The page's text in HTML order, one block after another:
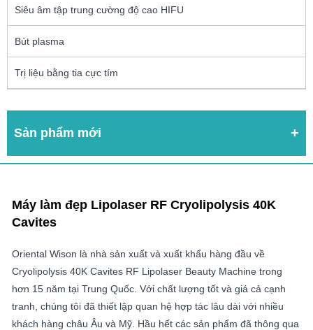
Siêu âm tập trung cường độ cao HIFU
Bút plasma
Trị liệu bằng tia cực tím
Sản phẩm mới
Máy làm đẹp Lipolaser RF Cryolipolysis 40K
Cavites
Oriental Wison là nhà sản xuất và xuất khẩu hàng đầu về
Cryolipolysis 40K Cavites RF Lipolaser Beauty Machine trong
hơn 15 năm tại Trung Quốc. Với chất lượng tốt và giá cả cạnh
tranh, chúng tôi đã thiết lập quan hệ hợp tác lâu dài với nhiều
khách hàng châu Âu và Mỹ. Hầu hết các sản phẩm đã thông qua